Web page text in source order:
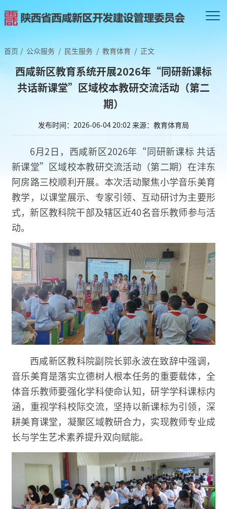
首页 / 公众服务 / 民生服务 / 教育体育 / 正文
西咸新区教育系统开展2026年“同研新课标
共话新课堂”区域校本教研交流活动（第二
期）
发布时间：2026-06-04 20:02 来源：教育体育局
6月2日，西咸新区2026年“同研新课标 共话
新课堂”区域校本教研交流活动（第二期）在沣东
阿房路三校顺利开展。本次活动聚焦小学音乐美育
教学，以课堂展示、专家引领、互动研讨为主要形
式，新区教科院干部及辖区近40名音乐教师参与活
动。
西咸新区教科院副院长郭永波在致辞中强调，
音乐美育是落实立德树人根本任务的重要载体，全
体音乐教师要强化学科使命认知，研学学科课标内
涵，重视学科校际交流，坚持以新课标为引领，深
耕美育课堂，凝聚区域教研合力，实现教师专业成
长与学生艺术素养提升双向赋能。